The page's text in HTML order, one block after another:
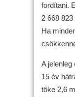
fordítani.
2 668
Ha
A jelenleg
15 év
tőke 2,6